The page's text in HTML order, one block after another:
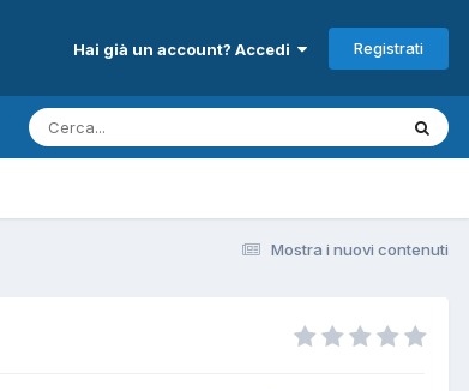
Hai già un account? Accedi Registrati
Mostra i nuovi contenuti